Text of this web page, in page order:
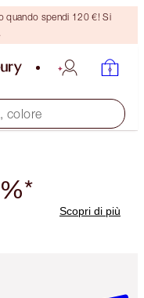
quando spendi 120 €! Si
colore
Scopri di più